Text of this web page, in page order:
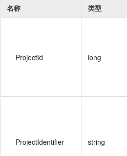
名称 类型
ProjectId long
ProjectIdentifier string